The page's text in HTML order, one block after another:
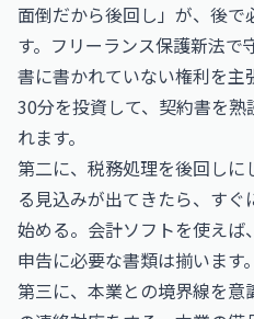
面倒だから後回し」が、後
す。フリーランス保護新法で
書に書かれていない権利を
30分を投資して、契約書を
れます。
第二に、税務処理を後回し
る見込みが出てきたら、す
始める。会計ソフトを使え
申告に必要な書類は揃います。
第三に、本業との境界線を